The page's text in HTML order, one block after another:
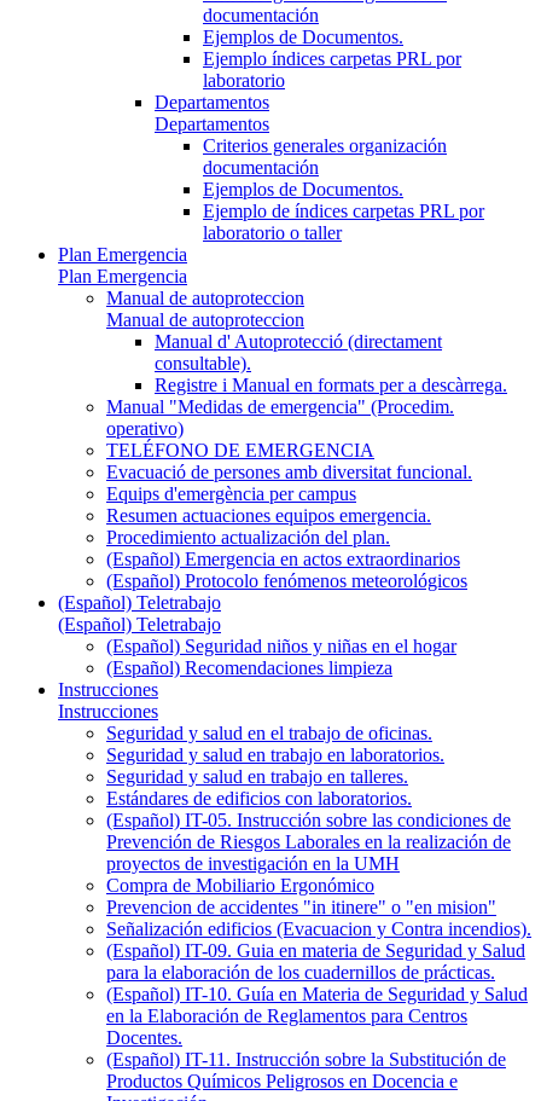
documentación
Ejemplos de Documentos.
Ejemplo índices carpetas PRL por
laboratorio
Departamentos
Departamentos
Criterios generales organización
documentación
Ejemplos de Documentos.
Ejemplo de índices carpetas PRL por
laboratorio o taller
Plan Emergencia
Plan Emergencia
Manual de autoproteccion
Manual de autoproteccion
Manual d' Autoprotecció (directament
consultable).
Registre i Manual en formats per a descàrrega.
Manual "Medidas de emergencia" (Procedim.
operativo)
TELÉFONO DE EMERGENCIA
Evacuació de persones amb diversitat funcional.
Equips d'emergència per campus
Resumen actuaciones equipos emergencia.
Procedimiento actualización del plan.
(Español) Emergencia en actos extraordinarios
(Español) Protocolo fenómenos meteorológicos
(Español) Teletrabajo
(Español) Teletrabajo
(Español) Seguridad niños y niñas en el hogar
(Español) Recomendaciones limpieza
Instrucciones
Instrucciones
Seguridad y salud en el trabajo de oficinas.
Seguridad y salud en trabajo en laboratorios.
Seguridad y salud en trabajo en talleres.
Estándares de edificios con laboratorios.
(Español) IT-05. Instrucción sobre las condiciones de
Prevención de Riesgos Laborales en la realización de
proyectos de investigación en la UMH
Compra de Mobiliario Ergonómico
Prevencion de accidentes "in itinere" o "en mision"
Señalización edificios (Evacuacion y Contra incendios).
(Español) IT-09. Guia en materia de Seguridad y Salud
para la elaboración de los cuadernillos de prácticas.
(Español) IT-10. Guía en Materia de Seguridad y Salud
en la Elaboración de Reglamentos para Centros
Docentes.
(Español) IT-11. Instrucción sobre la Substitución de
Productos Químicos Peligrosos en Docencia e